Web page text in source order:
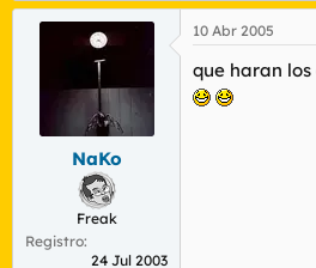
NaKo
Freak
Registro
24 Jul 2003
10 Abr 2005
que haran